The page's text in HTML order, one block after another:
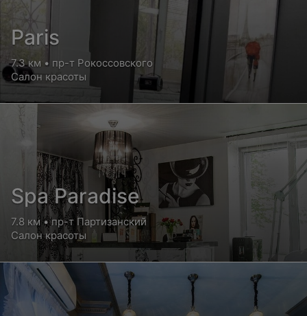
Paris
7.3 км • пр-т Рокоссовского
Салон красоты
Spa Paradise
7.8 км • пр-т Партизанский
Салон красоты